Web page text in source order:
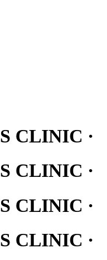
CLINIC ·
CLINIC ·
CLINIC ·
CLINIC ·